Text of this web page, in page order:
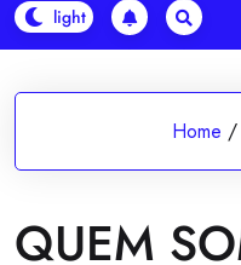
Home /
QUEM